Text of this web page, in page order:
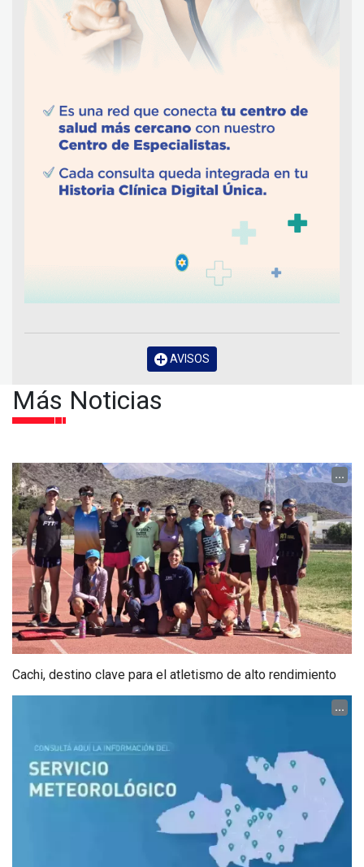
AVISOS
Más Noticias
...
Cachi, destino clave para el atletismo de alto rendimiento
...